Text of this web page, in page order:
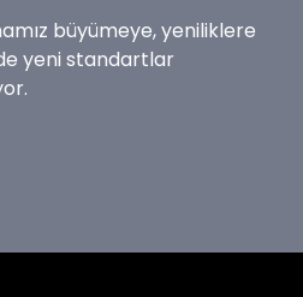
büyümeye, yeniliklere
yeni standartlar